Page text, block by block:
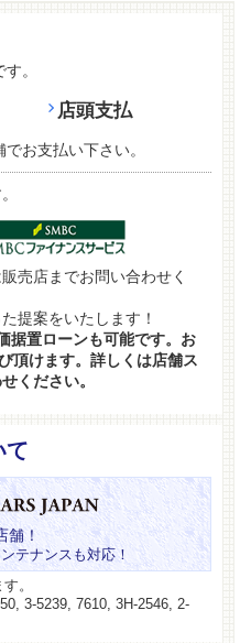
。
店頭支払
お支払い下さい。
売店までお問い合わせく
提案をいたします！
据置ローンも可能です。お
頂けます。詳しくは店舗ス
ください。
て
舗！
テナンスも対応！
。
3-5239, 7610, 3H-2546, 2-